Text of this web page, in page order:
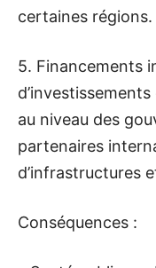
certaines régions.
5. Financements
au niveau des
partenaires
d’infrastructures
Conséquences :